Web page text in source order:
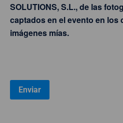
SOLUTIONS, S.L., de las
captados en el evento en los
imágenes mías.